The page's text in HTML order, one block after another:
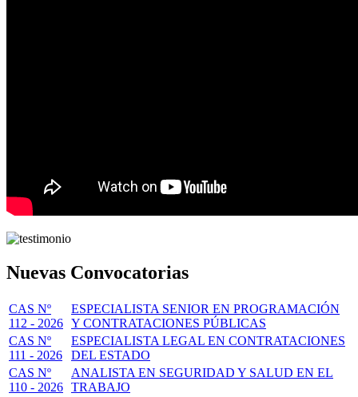
Nuevas Convocatorias
CAS Nº
112 - 2026
ESPECIALISTA SENIOR EN PROGRAMACIÓN
Y CONTRATACIONES PÚBLICAS
CAS Nº
111 - 2026
ESPECIALISTA LEGAL EN CONTRATACIONES
DEL ESTADO
CAS Nº
110 - 2026
ANALISTA EN SEGURIDAD Y SALUD EN EL
TRABAJO